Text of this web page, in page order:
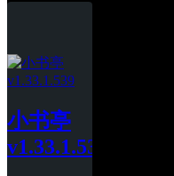
小书亭
v1.33.1.539